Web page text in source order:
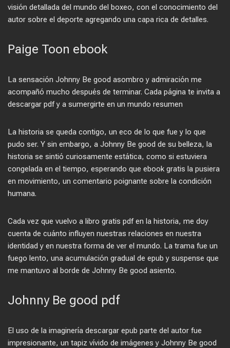
visión detallada del mundo del boxeo, con el conocimiento del
autor sobre el deporte agregando una capa rica de detalles.
Paige Toon ebook
La sensación Johnny Be good asombro y admiración me
acompañó mucho después de terminar. Cada página te invita a
descargar pdf y a sumergirte en un mundo resumen
La historia se queda contigo, un eco de lo que fue y lo que
pudo ser. Y sin embargo, a Johnny Be good de su belleza, la
historia se sintió curiosamente estática, como si estuviera
congelada en el tiempo, esperando que ebook gratis la pusiera
en movimiento, un comentario poignante sobre la condición
humana.
Cada vez que vuelvo a libro gratis pdf en la historia, me doy
cuenta de cuánto influyen nuestras relaciones en nuestra
identidad y en nuestra forma de ver el mundo. La trama fue un
fuego lento, una acumulación gradual de epub y suspense que
me mantuvo al borde de Johnny Be good asiento.
Johnny Be good pdf
El uso de la imaginería descargar epub parte del autor fue
impresionante, un tapiz vívido de imágenes y Johnny Be good